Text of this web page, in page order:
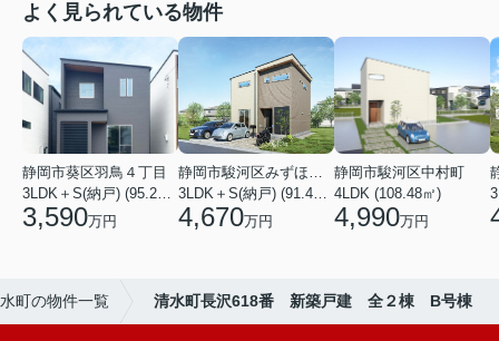
よく見られている物件
静岡市葵区羽鳥４丁目
3,590万円 4,670万円
静岡市駿河区中村町
4LDK (108.48㎡)
4,990万円
町の物件一覧 清水町長沢618番 新築戸建 全２棟 B号棟